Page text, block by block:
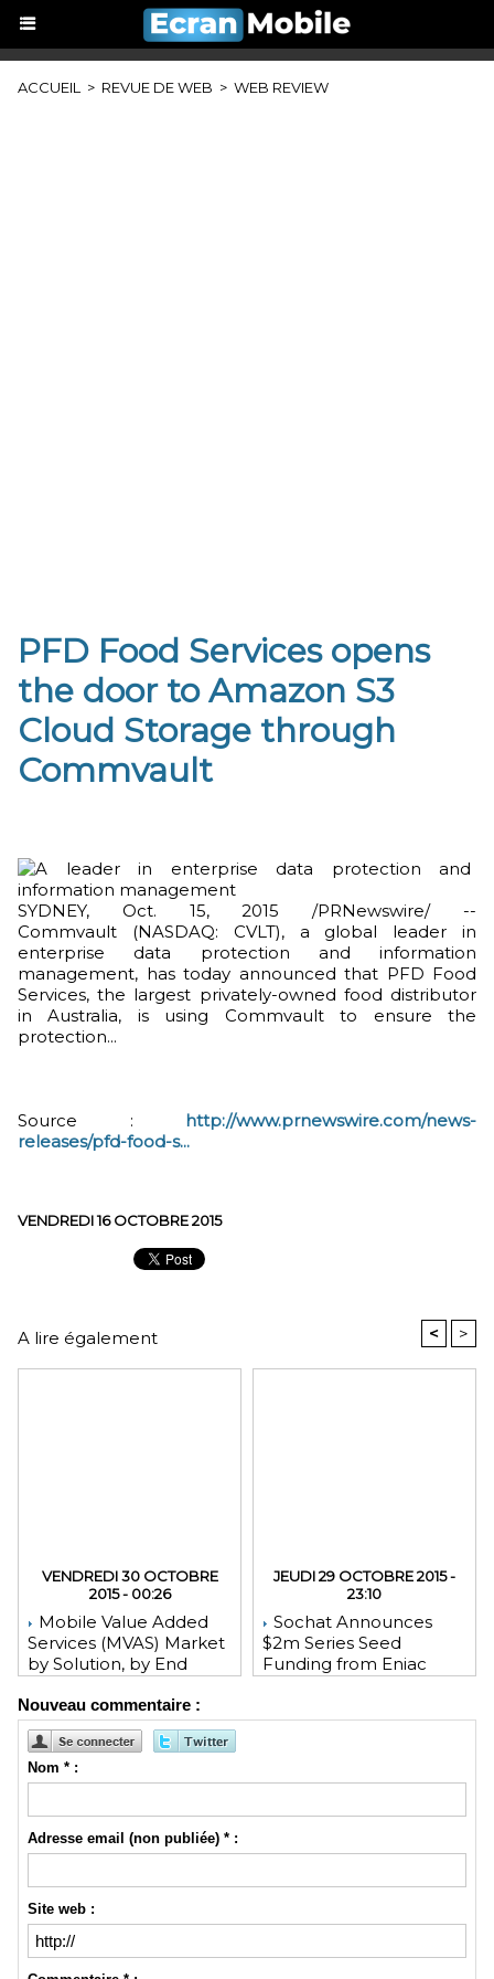
ACCUEIL > REVUE DE WEB > WEB REVIEW
PFD Food Services opens
the door to Amazon S3
Cloud Storage through
Commvault
SYDNEY, Oct. 15, 2015 /PRNewswire/ --
Commvault (NASDAQ: CVLT), a global leader in
enterprise data protection and information
management, has today announced that PFD Food
Services, the largest privately-owned food distributor
in Australia, is using Commvault to ensure the
protection...
Source : http://www.prnewswire.com/news-
releases/pfd-food-s...
VENDREDI 16 OCTOBRE 2015
A lire également < >
VENDREDI 30 OCTOBRE
2015 - 00:26
Mobile Value Added
Services (MVAS) Market
by Solution, by End
Geography - Global
Forecast and Analysis to
2020 - Reportlinker
Review
JEUDI 29 OCTOBRE 2015 -
23:10
Sochat Announces
$2m Series Seed
Funding from Eniac
Zhang
Nouveau commentaire :
Nom * :
Adresse email (non publiée) * :
Site web :